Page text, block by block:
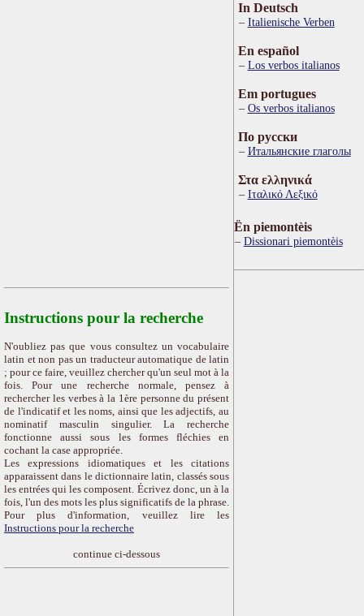
Instructions pour la recherche
N'oubliez pas que vous consultez un vocabulaire
latin et non pas un traducteur automatique de latin
; pour ce faire, veuillez chercher qu'un seul mot à la
fois. Pour une recherche normale, pensez à
rechercher les verbes à la 1ère personne du présent
de l'indicatif et les noms, ainsi que les adjectifs, au
nominatif masculin singulier. La recherche
fonctionne aussi sous les formes fléchies en
cochant la case appropriée.
Les expressions idiomatiques et les citations
apparaissent dans le dictionnaire latin, classés sous
les entrées qui les composent. Écrivez donc, un à la
fois, l'un des mots les plus significatifs de la phrase.
Pour plus d'information, veuillez lire les
Instructions pour la recherche
continue ci-dessous
In Deutsch
Italienische Verben
En español
Los verbos italianos
Em portugues
Os verbos italianos
По русски
Итальянские глаголы
Στα ελληνικά
Ιταλικό Λεξικό
Ën piemontèis
Dissionari piemontèis